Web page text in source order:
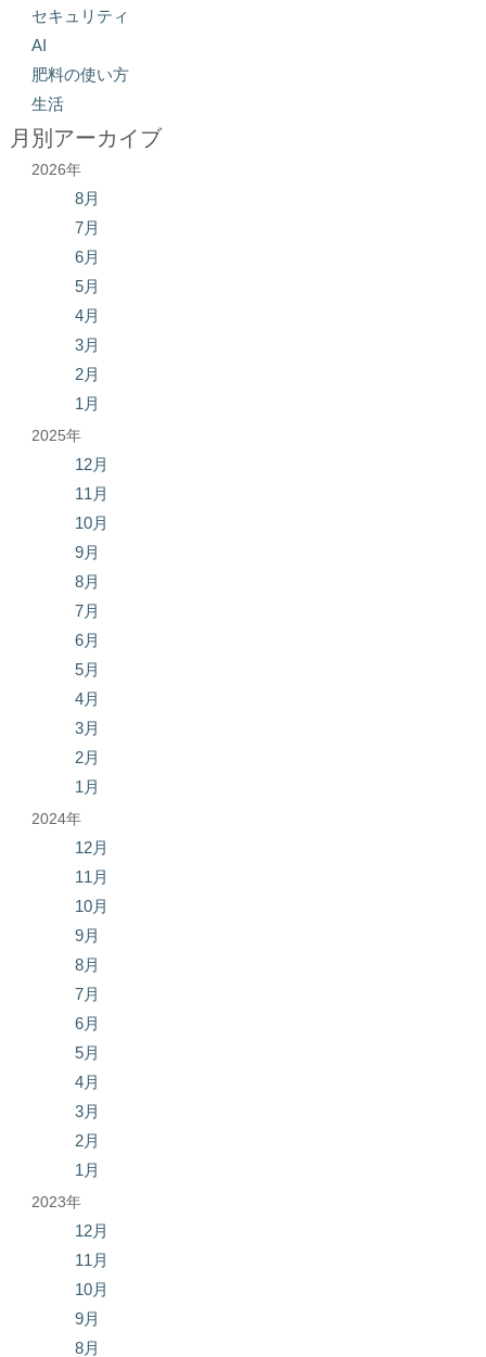
セキュリティ
AI
肥料の使い方
生活
月別アーカイブ
2026年
8月
7月
6月
5月
4月
3月
2月
1月
2025年
12月
11月
10月
9月
8月
7月
6月
5月
4月
3月
2月
1月
2024年
12月
11月
10月
9月
8月
7月
6月
5月
4月
3月
2月
1月
2023年
12月
11月
10月
9月
8月